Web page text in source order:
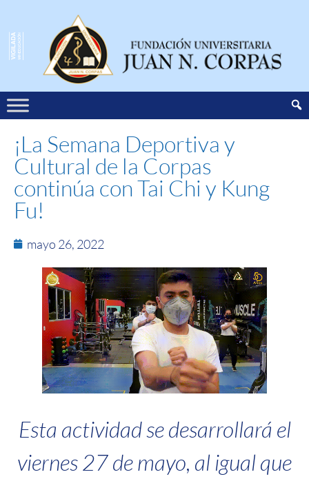
¡La Semana Deportiva y
Cultural de la Corpas
continúa con Tai Chi y Kung
Fu!
mayo 26, 2022
Esta actividad se desarrollará el
viernes 27 de mayo, al igual que